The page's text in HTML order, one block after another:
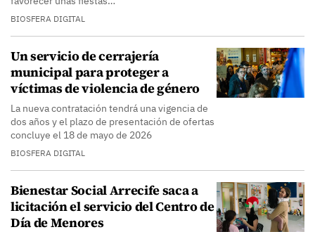
BIOSFERA DIGITAL
Un servicio de cerrajería
municipal para proteger a
víctimas de violencia de género
La nueva contratación tendrá una vigencia de
dos años y el plazo de presentación de ofertas
concluye el 18 de mayo de 2026
BIOSFERA DIGITAL
Bienestar Social Arrecife saca a
licitación el servicio del Centro de
Día de Menores